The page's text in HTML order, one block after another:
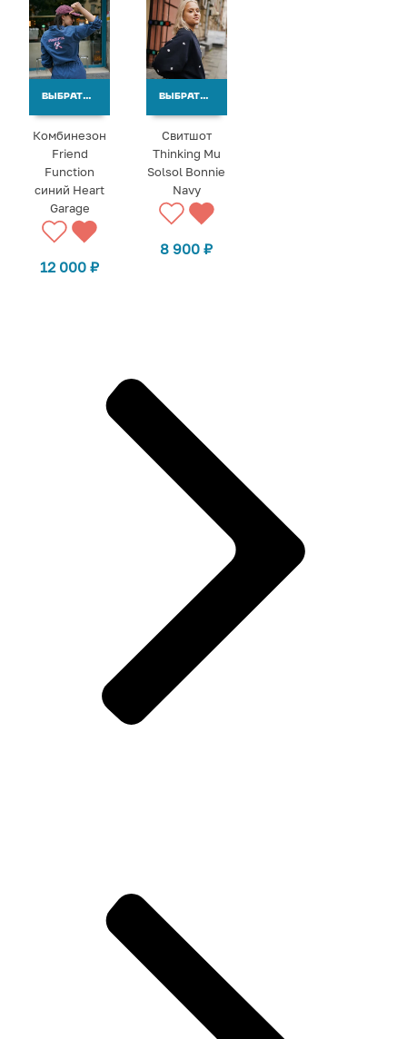
ВЫБРАТЬ ВАРИАНТЫ
Комбинезон
Friend
Function
синий Heart
Garage
12 000₽
ВЫБРАТЬ ВАРИАНТЫ
Свитшот
Thinking Mu
Solsol Bonnie
Navy
8 900₽